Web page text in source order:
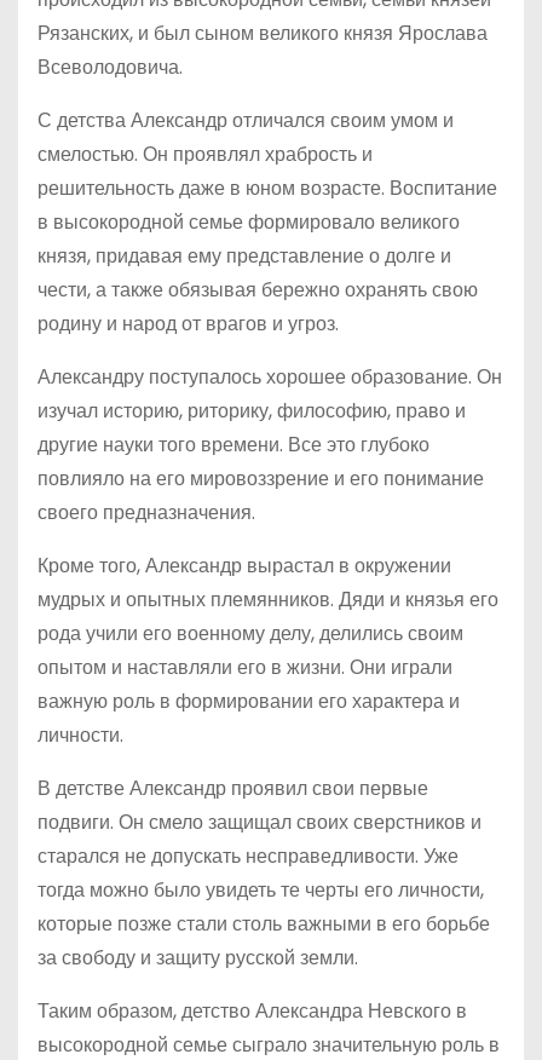
Рязанских, и был сыном великого князя Ярослава
Всеволодовича.
С детства Александр отличался своим умом и
смелостью. Он проявлял храбрость и
решительность даже в юном возрасте. Воспитание
в высокородной семье формировало великого
князя, придавая ему представление о долге и
чести, а также обязывая бережно охранять свою
родину и народ от врагов и угроз.
Александру поступалось хорошее образование. Он
изучал историю, риторику, философию, право и
другие науки того времени. Все это глубоко
повлияло на его мировоззрение и его понимание
своего предназначения.
Кроме того, Александр вырастал в окружении
мудрых и опытных племянников. Дяди и князья его
рода учили его военному делу, делились своим
опытом и наставляли его в жизни. Они играли
важную роль в формировании его характера и
личности.
В детстве Александр проявил свои первые
подвиги. Он смело защищал своих сверстников и
старался не допускать несправедливости. Уже
тогда можно было увидеть те черты его личности,
которые позже стали столь важными в его борьбе
за свободу и защиту русской земли.
Таким образом, детство Александра Невского в
высокородной семье сыграло значительную роль в